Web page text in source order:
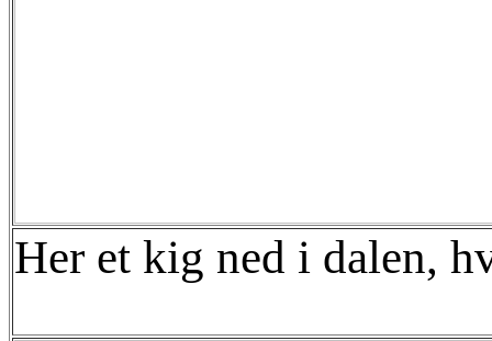
Her et kig ned i dalen,